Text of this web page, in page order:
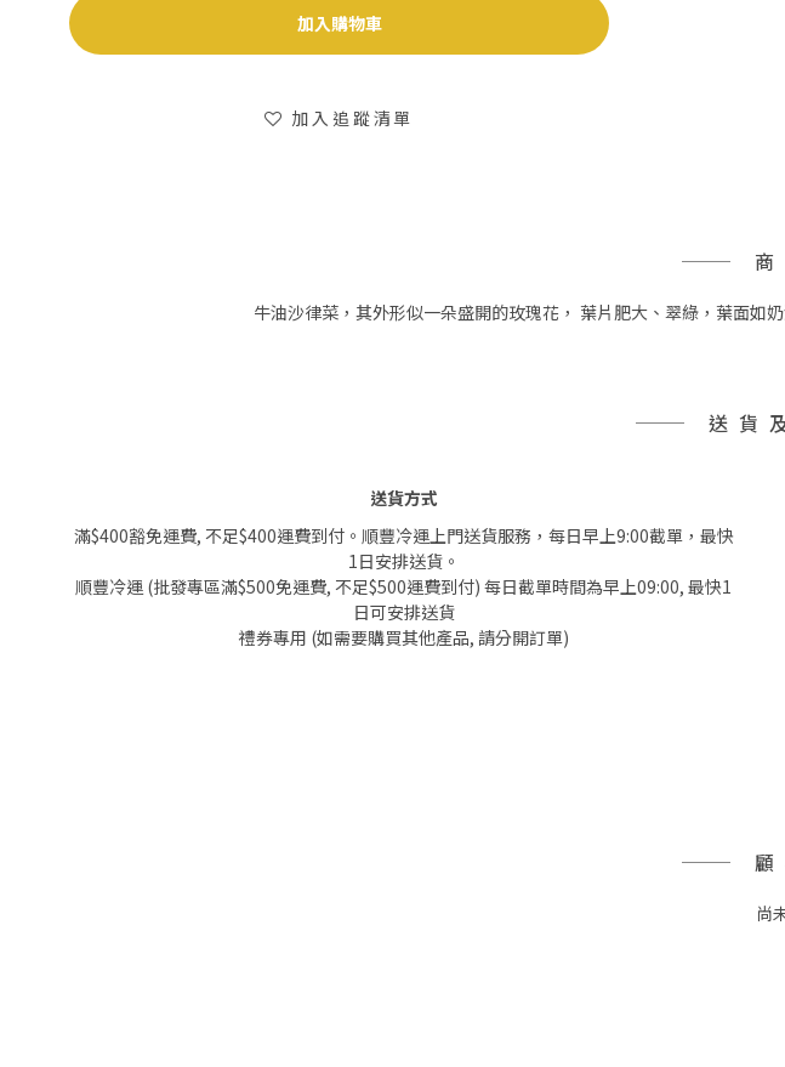
加入購物車
加入追蹤清單
牛油沙律菜，其外形似一朵盛開的玫瑰花， 葉片肥大、翠綠，葉面如
送貨
送貨方式
滿$400豁免運費, 不足$400運費到付。順豐冷運上門送貨服務，每日早上9:00截單，最快
1日安排送貨。
順豐冷運 (批發專區滿$500免運費, 不足$500運費到付) 每日截單時間為早上09:00, 最快1
日可安排送貨
禮券專用 (如需要購買其他產品, 請分開訂單)
尚